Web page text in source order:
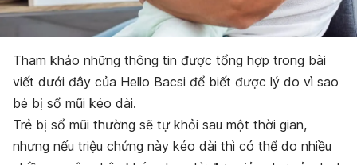
Tham khảo những thông tin được tổng hợp trong bài
viết dưới đây của Hello Bacsi để biết được lý do vì sao
bé bị sổ mũi kéo dài.
Trẻ bị sổ mũi thường sẽ tự khỏi sau một thời gian,
nhưng nếu triệu chứng này kéo dài thì có thể do nhiều